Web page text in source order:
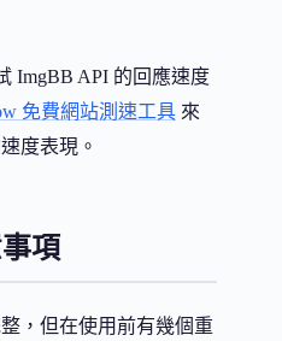
ImgBB API 的回應速度
免費網站測速工具 來
度表現。
項
，但在使用前有幾個重